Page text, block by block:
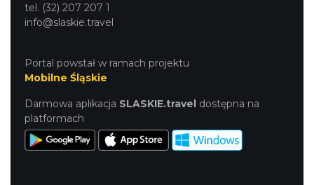
tel. (32) 207 207 1
info@slaskie.travel
Portal powstał w ramach projektu
Mobilne Śląskie
Darmowa aplikacja SLASKIE.travel dostępna na
platformach